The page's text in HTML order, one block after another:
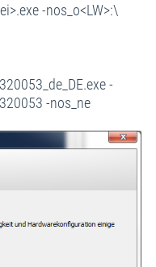
-nos_o<LW>:\
-
-nos_ne